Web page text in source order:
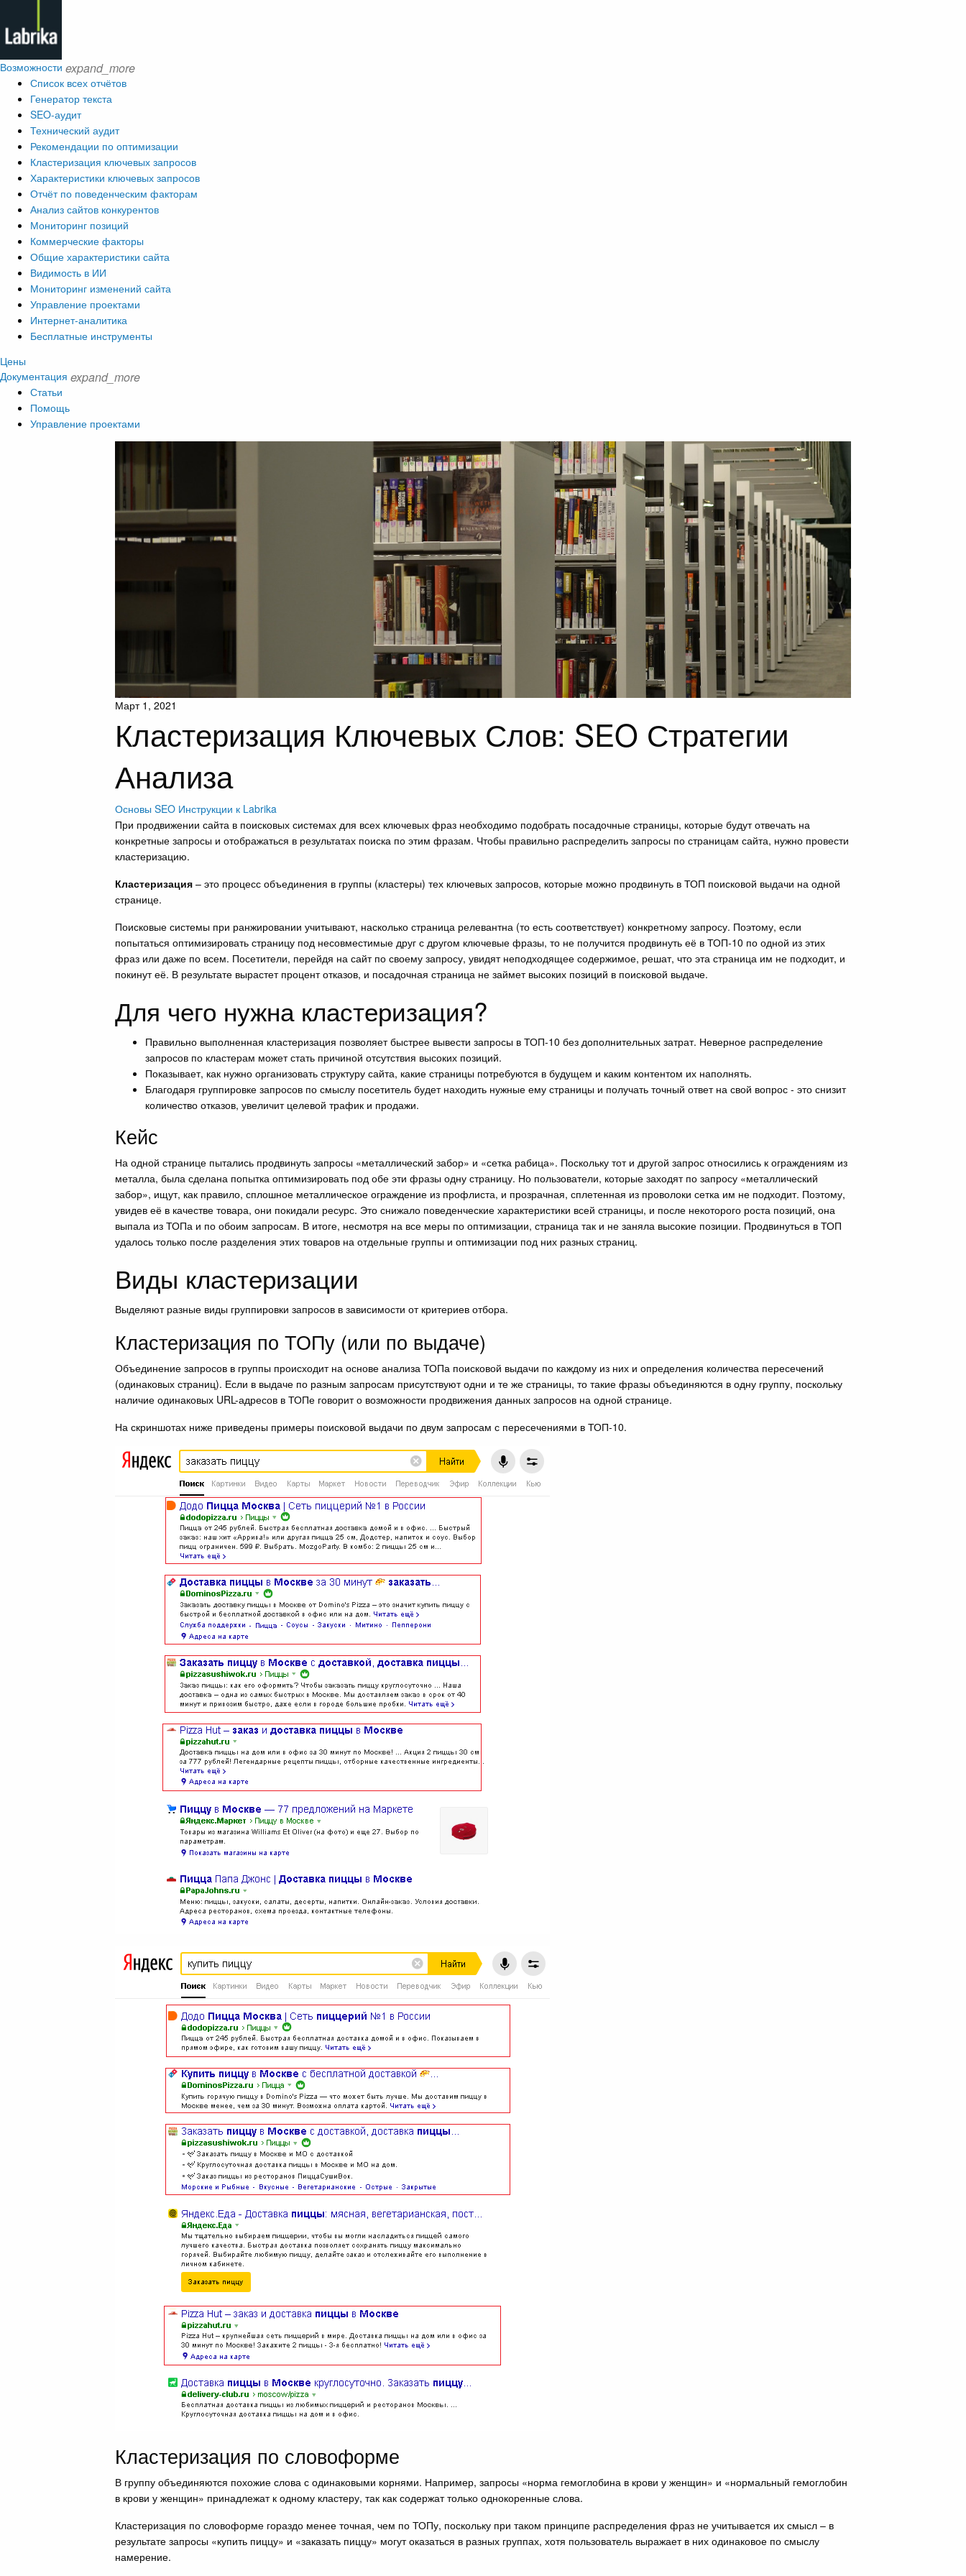
Возможности expand_more
Список всех отчётов
Генератор текста
SEO-аудит
Технический аудит
Рекомендации по оптимизации
Кластеризация ключевых запросов
Характеристики ключевых запросов
Отчёт по поведенческим факторам
Анализ сайтов конкурентов
Мониторинг позиций
Коммерческие факторы
Общие характеристики сайта
Видимость в ИИ
Мониторинг изменений сайта
Управление проектами
Интернет-аналитика
Бесплатные инструменты
Цены
Документация expand_more
Статьи
Помощь
Управление проектами
Март 1, 2021
Кластеризация Ключевых Слов: SEO Стратегии
Анализа
Основы SEO Инструкции к Labrika
При продвижении сайта в поисковых системах для всех ключевых фраз необходимо подобрать посадочные страницы, которые будут отвечать на
конкретные запросы и отображаться в результатах поиска по этим фразам. Чтобы правильно распределить запросы по страницам сайта, нужно провести
кластеризацию.
Кластеризация – это процесс объединения в группы (кластеры) тех ключевых запросов, которые можно продвинуть в ТОП поисковой выдачи на одной
странице.
Поисковые системы при ранжировании учитывают, насколько страница релевантна (то есть соответствует) конкретному запросу. Поэтому, если
попытаться оптимизировать страницу под несовместимые друг с другом ключевые фразы, то не получится продвинуть её в ТОП-10 по одной из этих
фраз или даже по всем. Посетители, перейдя на сайт по своему запросу, увидят неподходящее содержимое, решат, что эта страница им не подходит, и
покинут её. В результате вырастет процент отказов, и посадочная страница не займет высоких позиций в поисковой выдаче.
Для чего нужна кластеризация?
Правильно выполненная кластеризация позволяет быстрее вывести запросы в ТОП-10 без дополнительных затрат. Неверное распределение
запросов по кластерам может стать причиной отсутствия высоких позиций.
Показывает, как нужно организовать структуру сайта, какие страницы потребуются в будущем и каким контентом их наполнять.
Благодаря группировке запросов по смыслу посетитель будет находить нужные ему страницы и получать точный ответ на свой вопрос - это снизит
количество отказов, увеличит целевой трафик и продажи.
Кейс
На одной странице пытались продвинуть запросы «металлический забор» и «сетка рабица». Поскольку тот и другой запрос относились к ограждениям из
металла, была сделана попытка оптимизировать под обе эти фразы одну страницу. Но пользователи, которые заходят по запросу «металлический
забор», ищут, как правило, сплошное металлическое ограждение из профлиста, и прозрачная, сплетенная из проволоки сетка им не подходит. Поэтому,
увидев её в качестве товара, они покидали ресурс. Это снижало поведенческие характеристики всей страницы, и после некоторого роста позиций, она
выпала из ТОПа и по обоим запросам. В итоге, несмотря на все меры по оптимизации, страница так и не заняла высокие позиции. Продвинуться в ТОП
удалось только после разделения этих товаров на отдельные группы и оптимизации под них разных страниц.
Виды кластеризации
Выделяют разные виды группировки запросов в зависимости от критериев отбора.
Кластеризация по ТОПу (или по выдаче)
Объединение запросов в группы происходит на основе анализа ТОПа поисковой выдачи по каждому из них и определения количества пересечений
(одинаковых страниц). Если в выдаче по разным запросам присутствуют одни и те же страницы, то такие фразы объединяются в одну группу, поскольку
наличие одинаковых URL-адресов в ТОПе говорит о возможности продвижения данных запросов на одной странице.
На скриншотах ниже приведены примеры поисковой выдачи по двум запросам с пересечениями в ТОП-10.
Кластеризация по словоформе
В группу объединяются похожие слова с одинаковыми корнями. Например, запросы «норма гемоглобина в крови у женщин» и «нормальный гемоглобин
в крови у женщин» принадлежат к одному кластеру, так как содержат только однокоренные слова.
Кластеризация по словоформе гораздо менее точная, чем по ТОПу, поскольку при таком принципе распределения фраз не учитывается их смысл – в
результате запросы «купить пиццу» и «заказать пиццу» могут оказаться в разных группах, хотя пользователь выражает в них одинаковое по смыслу
намерение.